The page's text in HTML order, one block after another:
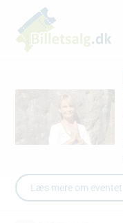
Læs mere om eventet